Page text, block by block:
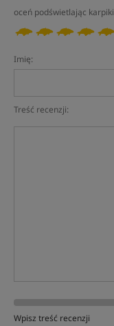
oceń podświetlając karpiki
Imię:
Treść recenzji:
Wpisz treść recenzji